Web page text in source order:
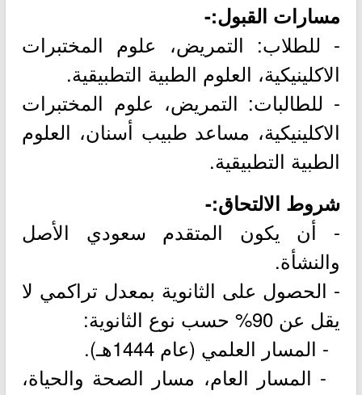
مسارات القبول:-
- للطلاب: التمريض، علوم المختبرات
الاكلينيكية، العلوم الطبية التطبيقية.
- للطالبات: التمريض، علوم المختبرات
الاكلينيكية، مساعد طبيب أسنان، العلوم
الطبية التطبيقية.
شروط الالتحاق:-
- أن يكون المتقدم سعودي الأصل
والنشأة.
- الحصول على الثانوية بمعدل تراكمي لا
يقل عن 90% حسب نوع الثانوية:
- المسار العلمي (عام 1444هـ).
- المسار العام، مسار الصحة والحياة،